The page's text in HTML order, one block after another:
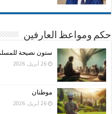
حكم ومواعظ العارفين
ستون نصيحة
26 أبريل، 2026
موطنان
26 أبريل، 2026